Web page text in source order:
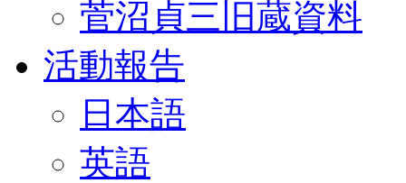
菅沼貞三旧蔵資料
活動報告
日本語
英語